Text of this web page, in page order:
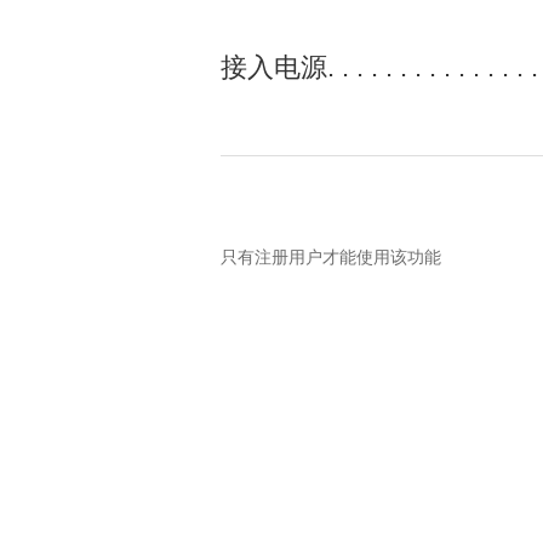
接入电源. . . . . . . . . . . . . .
只有注册用户才能使用该功能